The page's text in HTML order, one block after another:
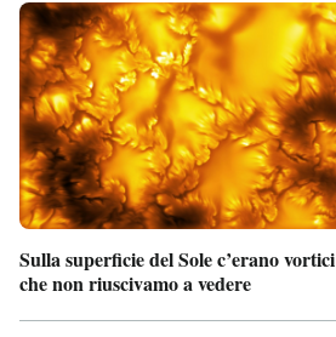
Sulla superficie del Sole c’erano vortici
che non riuscivamo a vedere